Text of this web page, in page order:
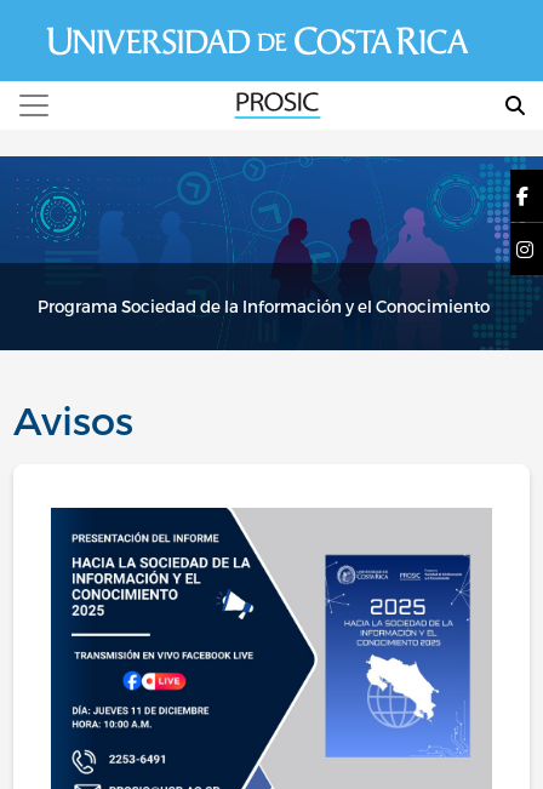
Programa Sociedad de la Información y el Conocimiento
Avisos